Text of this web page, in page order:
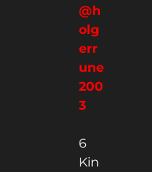
@h
olg
err
une
200
3
6
Kin